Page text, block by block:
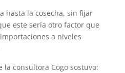
hasta la cosecha, sin fijar
este sería otro factor que
a niveles
la consultora Cogo sostuvo: